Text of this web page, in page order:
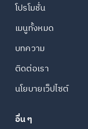
โปรโมชั่น
เมนูทั้งหมด
บทความ
ติดต่อเรา
นโยบายเว็ปไซต์
อื่น ๆ